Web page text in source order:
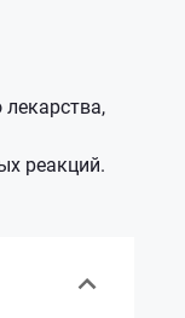
реакций.